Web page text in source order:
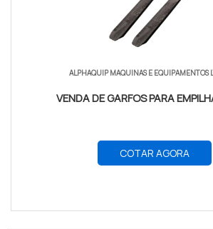
ALPHAQUIP MAQUINAS E EQUIPAMENTOS
VENDA DE GARFOS PARA
COTAR AGORA